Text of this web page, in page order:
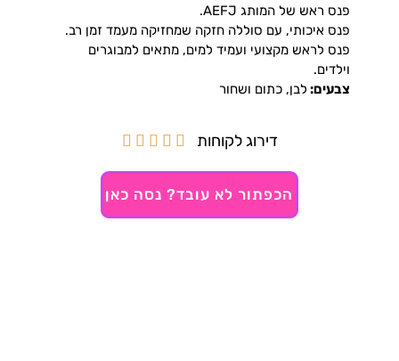
פנס ראש של המותג AEFJ.
פנס איכותי, עם סוללה חזקה שמחזיקה מעמד זמן רב.
פנס לראש מקצועי ועמיד למים, מתאים למבוגרים
וילדים.
צבעים: לבן, כתום ושחור
דירוג לקוחות 




הכפתור לא עובד? נסה כאן